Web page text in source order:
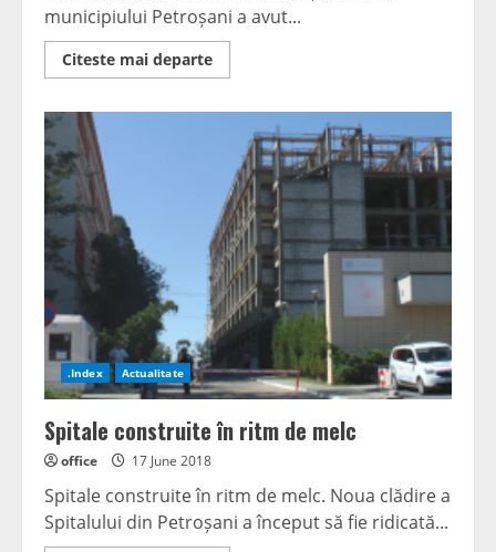
municipiului Petroșani a avut...
Citeste mai departeRead
more
municipiului
Petroșani
entuziasm
momente
simbolice
.Index Actualitate
Spitale construite în ritm de melc
office 17 June 2018
Spitale construite în ritm de melc. Noua clădire a
Spitalului din Petroșani a început să fie ridicată...